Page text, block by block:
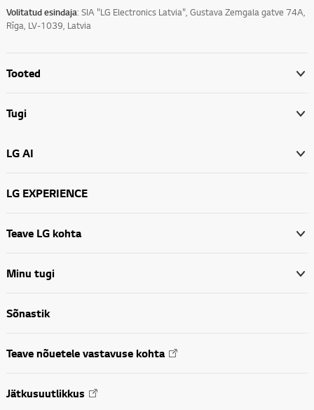
Volitatud esindaja: SIA "LG Electronics Latvia", Gustava Zemgala gatve 74A,
Rīga, LV-1039, Latvia
Tooted
Tugi
LG AI
LG EXPERIENCE
Teave LG kohta
Minu tugi
Sõnastik
Teave nõuetele vastavuse kohta
Jätkusuutlikkus